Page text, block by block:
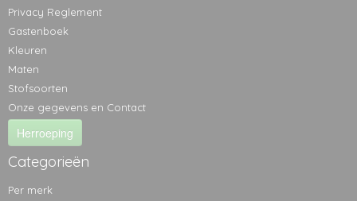
Privacy Reglement
Gastenboek
Kleuren
Maten
Stofsoorten
Onze gegevens en Contact
Herroeping
Categorieën
Per merk